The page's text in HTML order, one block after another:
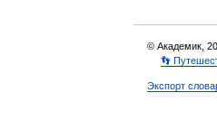
© Академик,
👣
Экспорт